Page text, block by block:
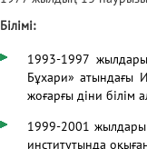
Білімі:
1993-1997
Бұхари» атындағы
жоғарғы діни білім
1999-2001
институтында